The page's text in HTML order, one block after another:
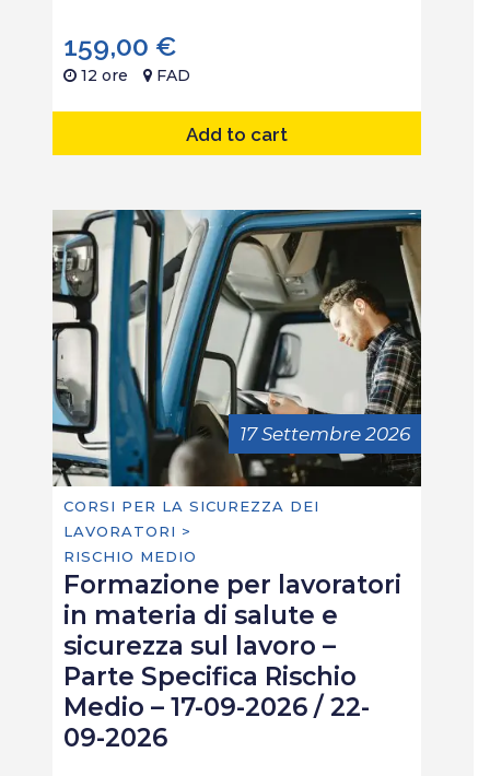
159,00 €
12 ore FAD
Add to cart
17 Settembre 2026
CORSI PER LA SICUREZZA DEI
LAVORATORI >
RISCHIO MEDIO
Formazione per lavoratori
in materia di salute e
sicurezza sul lavoro –
Parte Specifica Rischio
Medio – 17-09-2026 / 22-
09-2026